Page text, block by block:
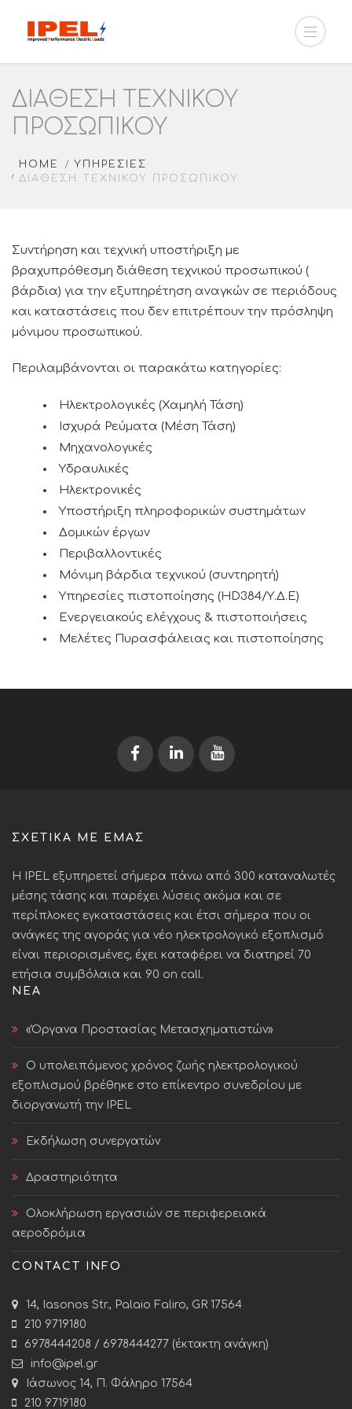
ΔΙΆΘΕΣΗ ΤΕΧΝΙΚΟΎ
ΠΡΟΣΩΠΙΚΟΎ
HOME
ΥΠΗΡΕΣΙΕΣ
ΔΙΆΘΕΣΗ ΤΕΧΝΙΚΟΎ ΠΡΟΣΩΠΙΚΟΎ
Συντήρηση και τεχνική υποστήριξη με
βραχυπρόθεσμη διάθεση τεχνικού προσωπικού (
βάρδια) για την εξυπηρέτηση αναγκών σε περιόδους
και καταστάσεις που δεν επιτρέπουν την πρόσληψη
μόνιμου προσωπικού.
Περιλαμβάνονται οι παρακάτω κατηγορίες:
Ηλεκτρολογικές (Χαμηλή Τάση)
Ισχυρά Ρεύματα (Μέση Τάση)
Μηχανολογικές
Υδραυλικές
Ηλεκτρονικές
Υποστήριξη πληροφορικών συστημάτων
Δομικών έργων
Περιβαλλοντικές
Μόνιμη βάρδια τεχνικού (συντηρητή)
Υπηρεσίες πιστοποίησης (HD384/Υ.Δ.Ε)
Ενεργειακούς ελέγχους & πιστοποιήσεις
Μελέτες Πυρασφάλειας και πιστοποίησης
ΣΧΕΤΙΚΆ ΜΕ ΕΜΆΣ
Η IPEL εξυπηρετεί σήμερα πάνω από 300 καταναλωτές
μέσης τάσης και παρέχει λύσεις ακόμα και σε
περίπλοκες εγκαταστάσεις και έτσι σήμερα που οι
ανάγκες της αγοράς για νέο ηλεκτρολογικό εξοπλισμό
είναι περιορισμένες, έχει καταφέρει να διατηρεί 70
ετήσια συμβόλαια και 90 on call.
ΝΈΑ
«Όργανα Προστασίας Μετασχηματιστών»
Ο υπολειπόμενος χρόνος ζωής ηλεκτρολογικού
εξοπλισμού βρέθηκε στο επίκεντρο συνεδρίου με
διοργανωτή την IPEL
Εκδήλωση συνεργατών
Δραστηριότητα
Ολοκλήρωση εργασιών σε περιφερειακά
αεροδρόμια
CONTACT INFO
14, Iasonos Str., Palaio Faliro, GR 17564
210 9719180
6978444208 / 6978444277 (έκτακτη ανάγκη)
info@ipel.gr
Ιάσωνος 14, Π. Φάληρο 17564
210 9719180